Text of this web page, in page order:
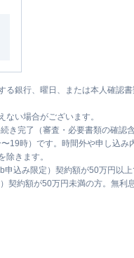
銀行、曜日、または本人確認
い場合がございます。
き完了（審査・必要書類の確認
19時）です。時間外や申し込み
きます。
込み限定）契約額が50万円以
契約額が50万円未満の方。無利